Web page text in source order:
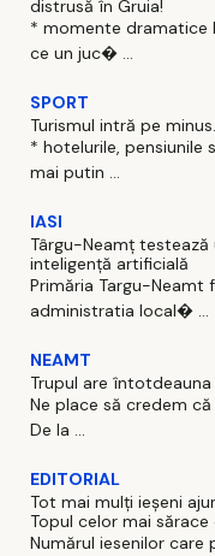
distrusă în Gruia!
* momente dramatice
ce un juc� ...
SPORT
Turismul intră pe
* hotelurile, pensiunile
mai putin ...
IASI
Târgu-Neamț
inteligență artificială
Primăria Targu-Neamt
administratia local� ...
NEAMT
Trupul are
Ne place să credem
De la ...
EDITORIAL
Tot mai mulți ieșeni
Topul celor mai sărace
Numărul iesenilor care